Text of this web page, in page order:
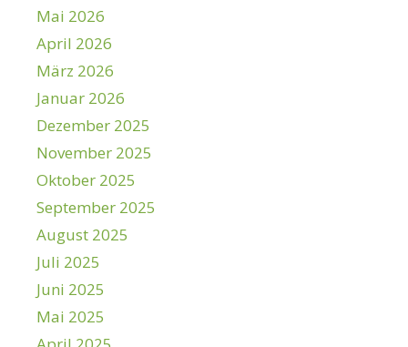
Mai 2026
April 2026
März 2026
Januar 2026
Dezember 2025
November 2025
Oktober 2025
September 2025
August 2025
Juli 2025
Juni 2025
Mai 2025